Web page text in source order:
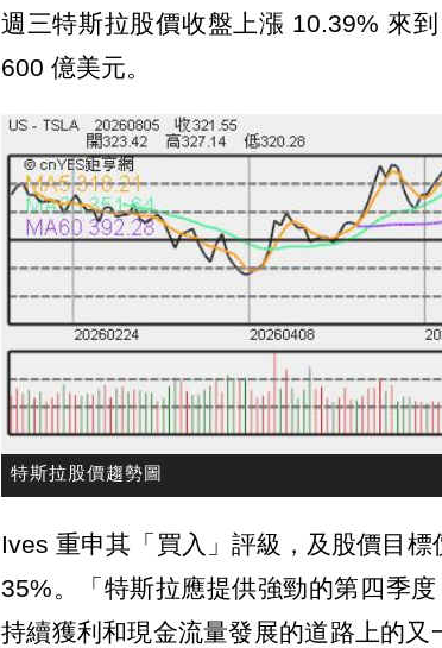
週三特斯拉股價收盤上漲 10.39% 來
600 億美元。
特斯拉股價趨勢圖
Ives 重申其「買入」評級，及股價目
35%。「特斯拉應提供強勁的第四季
持續獲利和現金流量發展的道路上的